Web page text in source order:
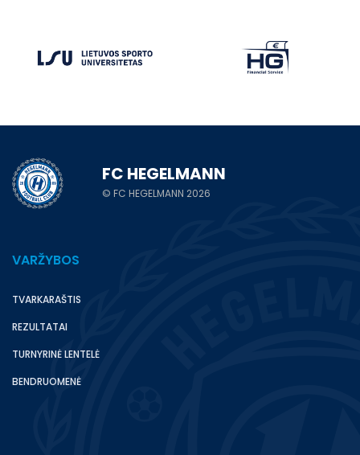
FC HEGELMANN
© FC HEGELMANN 2026
VARŽYBOS
TVARKARAŠTIS
REZULTATAI
TURNYRINĖ LENTELĖ
BENDRUOMENĖ